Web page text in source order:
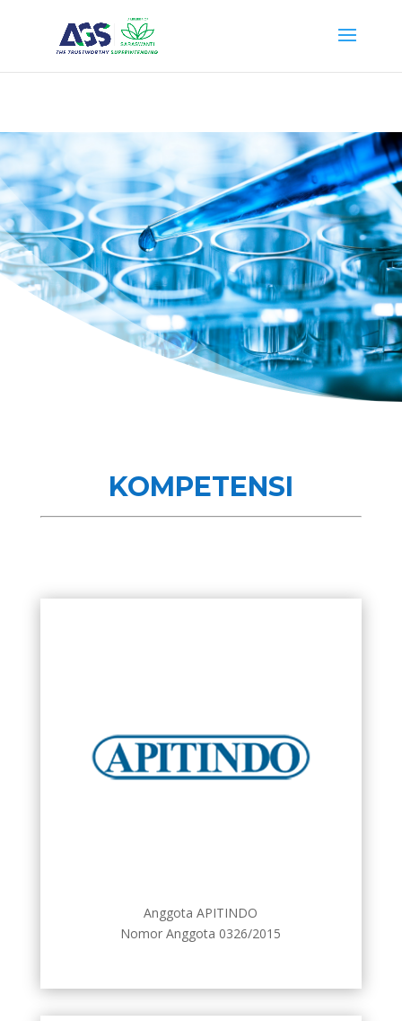
Anugerah Global Superintending", "url": "https://ags.saraswanti.com/"
KOMPETENSI
Anggota APITINDO
Nomor Anggota 0326/2015